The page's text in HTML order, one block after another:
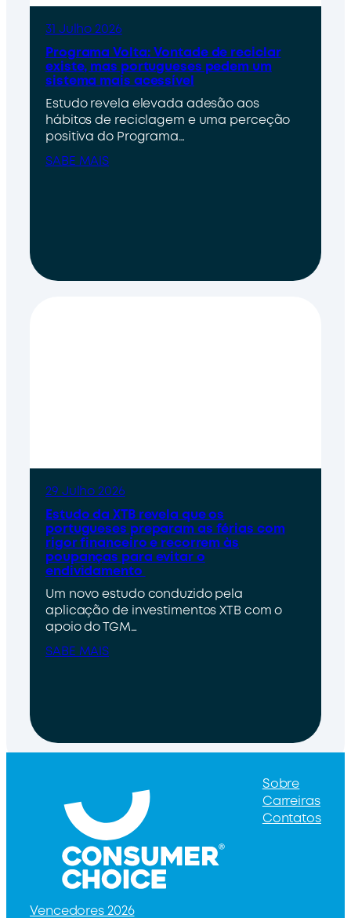
31 Julho 2026
Programa Volta: Vontade de reciclar
existe, mas portugueses pedem um
sistema mais acessível
Estudo revela elevada adesão aos
hábitos de reciclagem e uma perceção
positiva do Programa…
SABE MAIS
29 Julho 2026
Estudo da XTB revela que os
portugueses preparam as férias com
rigor financeiro e recorrem às
poupanças para evitar o
endividamento
Um novo estudo conduzido pela
aplicação de investimentos XTB com o
apoio do TGM…
SABE MAIS
Sobre
Carreiras
Contatos
Vencedores 2026